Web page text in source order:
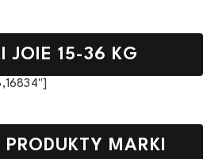
JOIE 15-36 KG
MARKI